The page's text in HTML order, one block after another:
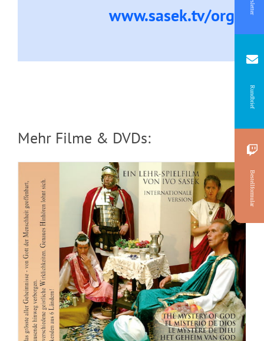
www.sasek.tv/
Mehr Filme & DVDs:
DVD: 2 Evangelisationstreffen –
Himmlisches Leben und Göttliche
Fundamente
Rundbrief
Bestellformular